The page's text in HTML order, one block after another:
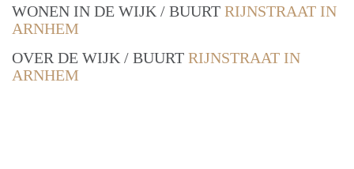
WONEN IN DE WIJK / BUURT RIJNSTRAAT IN
ARNHEM
OVER DE WIJK / BUURT RIJNSTRAAT IN
ARNHEM